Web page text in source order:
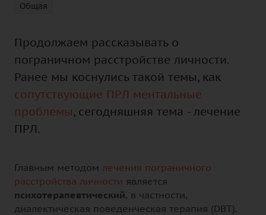
Общая
Продолжаем рассказывать о
пограничном расстройстве личности.
Ранее мы коснулись такой темы, как
сопутствующие ПРЛ ментальные
проблемы, сегодняшняя тема - лечение
ПРЛ.
Главным методом лечения пограничного
расстройства личности является
психотерапевтический, в частности,
диалектическая поведенческая терапия (DBT).